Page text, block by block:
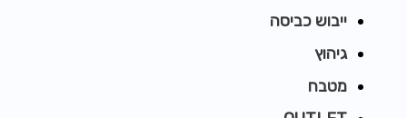
ייבוש כביסה
גיהוץ
מטבח